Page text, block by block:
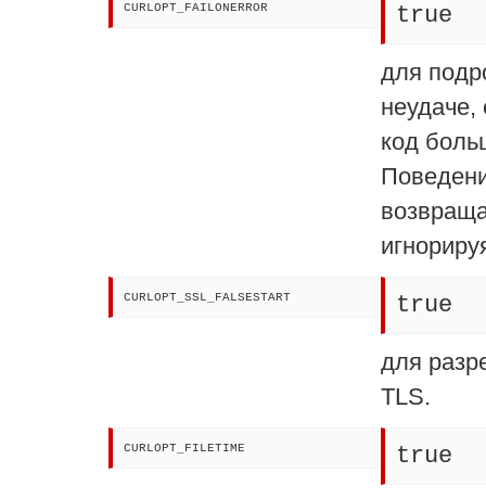
CURLOPT_FAILONERROR true
для
код
CURLOPT_SSL_FALSESTART true
для
TLS.
CURLOPT_FILETIME true